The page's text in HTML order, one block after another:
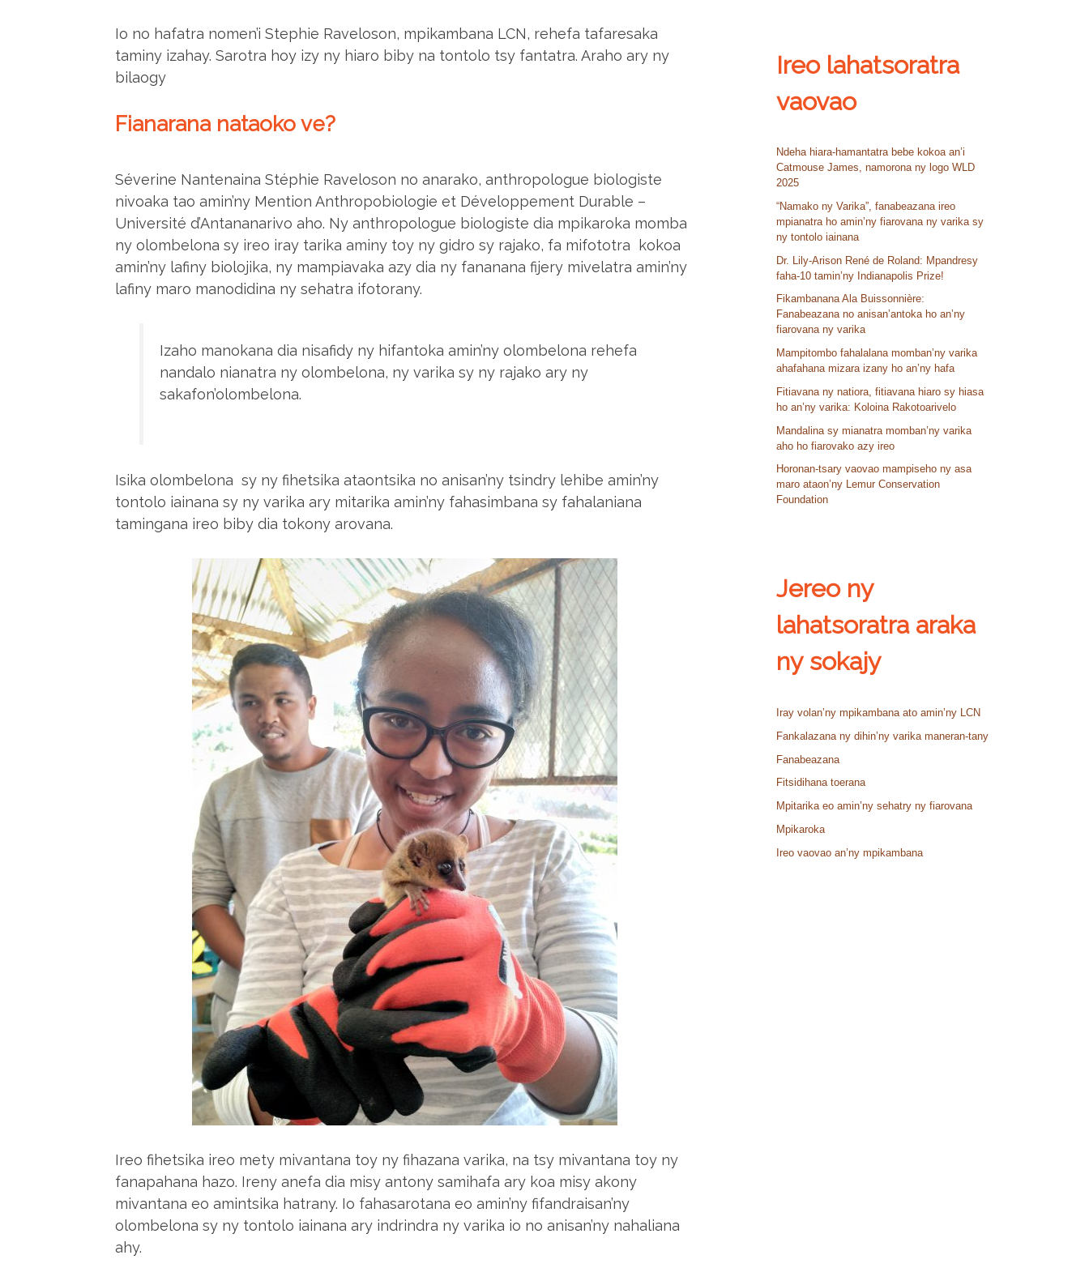
Io no hafatra nomen’i Stephie Raveloson, mpikambana LCN, rehefa tafaresaka
taminy izahay. Sarotra hoy izy ny hiaro biby na tontolo tsy fantatra. Araho ary ny
bilaogy
Fianarana nataoko ve?
Séverine Nantenaina Stéphie Raveloson no anarako, anthropologue biologiste
nivoaka tao amin’ny Mention Anthropobiologie et Développement Durable –
Université d’Antananarivo aho. Ny anthropologue biologiste dia mpikaroka momba
ny olombelona sy ireo iray tarika aminy toy ny gidro sy rajako, fa mifototra kokoa
amin’ny lafiny biolojika, ny mampiavaka azy dia ny fananana fijery mivelatra amin’ny
lafiny maro manodidina ny sehatra ifotorany.
Izaho manokana dia nisafidy ny hifantoka amin’ny olombelona rehefa
nandalo nianatra ny olombelona, ny varika sy ny rajako ary ny
sakafon’olombelona.
Isika olombelona sy ny fihetsika ataontsika no anisan’ny tsindry lehibe amin’ny
tontolo iainana sy ny varika ary mitarika amin’ny fahasimbana sy fahalaniana
tamingana ireo biby dia tokony arovana.
Ireo fihetsika ireo mety mivantana toy ny fihazana varika, na tsy mivantana toy ny
fanapahana hazo. Ireny anefa dia misy antony samihafa ary koa misy akony
mivantana eo amintsika hatrany. Io fahasarotana eo amin’ny fifandraisan’ny
olombelona sy ny tontolo iainana ary indrindra ny varika io no anisan’ny nahaliana
ahy.
o
:
Ireo lahatsoratra
vaovao
Ndeha hiara-hamantatra bebe kokoa an’i
Catmouse James, namorona ny logo WLD
2025
“Namako ny Varika”, fanabeazana ireo
mpianatra ho amin’ny fiarovana ny varika sy
ny tontolo iainana
Dr. Lily-Arison René de Roland: Mpandresy
faha-10 tamin’ny Indianapolis Prize!
Fikambanana Ala Buissonnière:
Fanabeazana no anisan’antoka ho an’ny
fiarovana ny varika
Mampitombo fahalalana momban’ny varika
ahafahana mizara izany ho an’ny hafa
Fitiavana ny natiora, fitiavana hiaro sy hiasa
ho an’ny varika: Koloina Rakotoarivelo
Mandalina sy mianatra momban’ny varika
aho ho fiarovako azy ireo
Horonan-tsary vaovao mampiseho ny asa
maro ataon’ny Lemur Conservation
Foundation
Jereo ny
lahatsoratra araka
ny sokajy
Iray volan’ny mpikambana ato amin’ny LCN
Fankalazana ny dihin’ny varika maneran-tany
Fanabeazana
Fitsidihana toerana
Mpitarika eo amin’ny sehatry ny fiarovana
Mpikaroka
Ireo vaovao an’ny mpikambana